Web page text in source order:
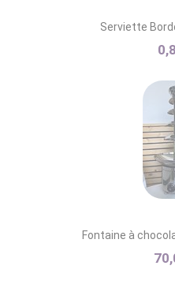
Serviette
Fontaine à